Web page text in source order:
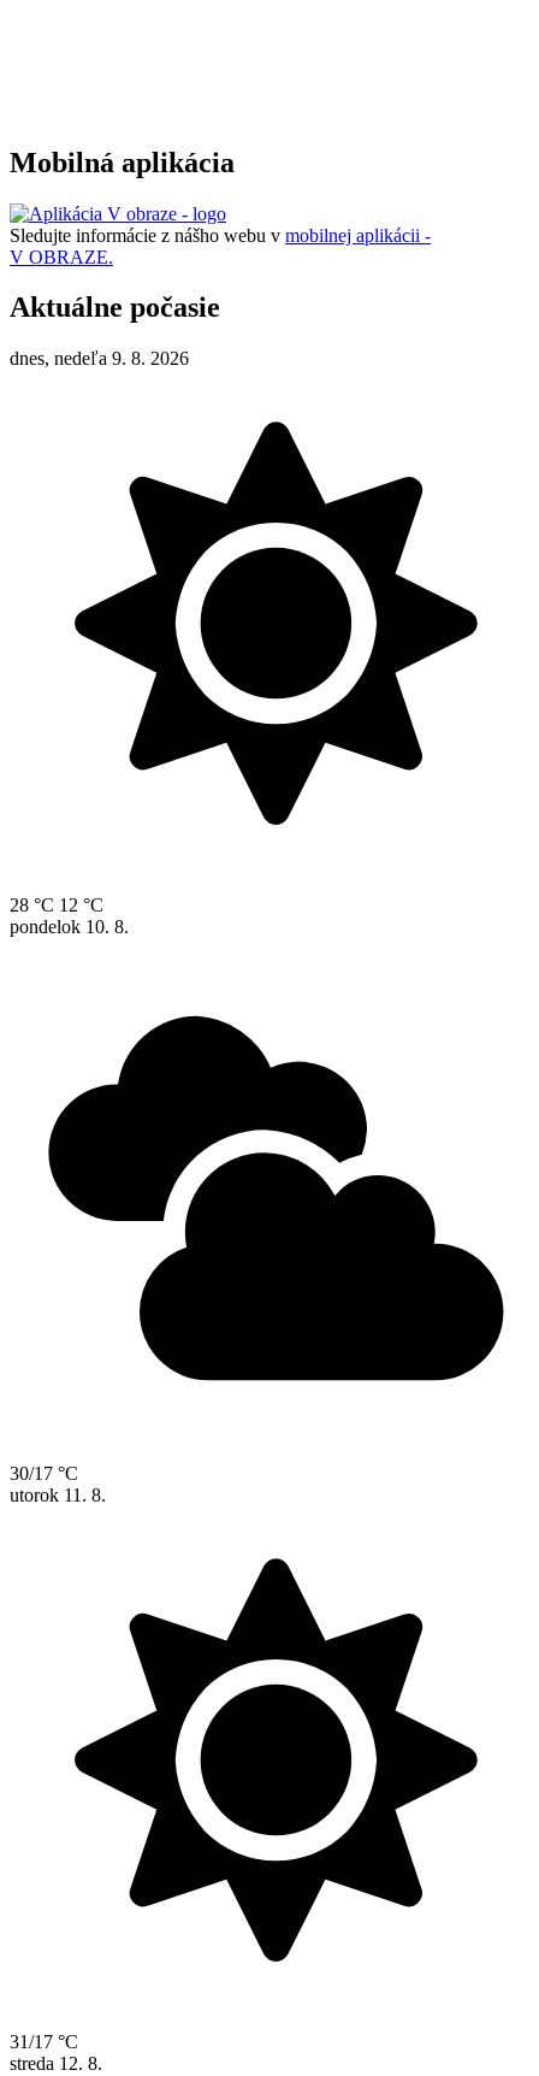
Mobilná aplikácia
Sledujte informácie z nášho webu v mobilnej aplikácii -
V OBRAZE.
Aktuálne počasie
dnes, nedeľa 9. 8. 2026
28 °C 12 °C
pondelok 10. 8.
30/17 °C
utorok 11. 8.
31/17 °C
streda 12. 8.